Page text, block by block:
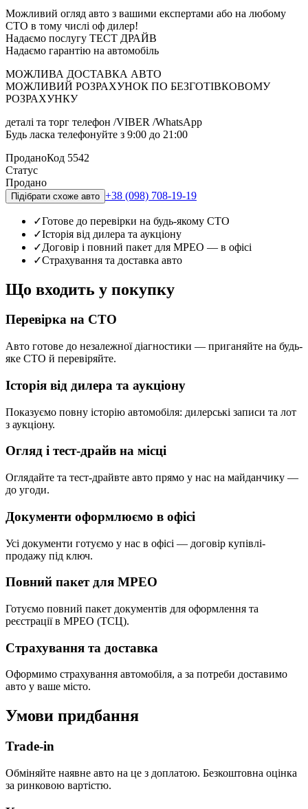
Можливий огляд авто з вашими експертами або на любому
СТО в тому числі оф дилер!
Надаємо послугу ТЕСТ ДРАЙВ
Надаємо гарантію на автомобіль
МОЖЛИВА ДОСТАВКА АВТО
МОЖЛИВИЙ РОЗРАХУНОК ПО БЕЗГОТІВКОВОМУ
РОЗРАХУНКУ
деталі та торг телефон /VIBER /WhatsApp
Будь ласка телефонуйте з 9:00 до 21:00
ПроданоКод 5542
Статус
Продано
Підібрати схоже авто +38 (098) 708-19-19
✓Готове до перевірки на будь-якому СТО
✓Історія від дилера та аукціону
✓Договір і повний пакет для МРЕО — в офісі
✓Страхування та доставка авто
Що входить у покупку
Перевірка на СТО
Авто готове до незалежної діагностики — приганяйте на будь-
яке СТО й перевіряйте.
Історія від дилера та аукціону
Показуємо повну історію автомобіля: дилерські записи та лот
з аукціону.
Огляд і тест-драйв на місці
Оглядайте та тест-драйвте авто прямо у нас на майданчику —
до угоди.
Документи оформлюємо в офісі
Усі документи готуємо у нас в офісі — договір купівлі-
продажу під ключ.
Повний пакет для МРЕО
Готуємо повний пакет документів для оформлення та
реєстрації в МРЕО (ТСЦ).
Страхування та доставка
Оформимо страхування автомобіля, а за потреби доставимо
авто у ваше місто.
Умови придбання
Trade-in
Обміняйте наявне авто на це з доплатою. Безкоштовна оцінка
за ринковою вартістю.